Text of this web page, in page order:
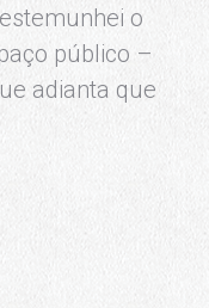
o
público –
adianta que